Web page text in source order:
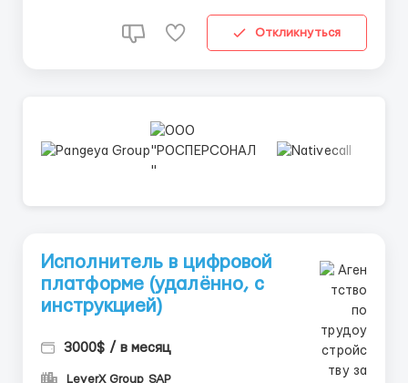
Откликнуться
Исполнитель в цифровой
платформе (удалённо, с
инструкцией)
3000$ / в месяц
LeverX Group SAP